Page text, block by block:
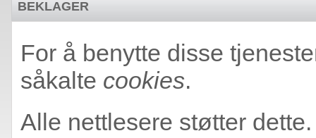
BEKLAGER
For å benytte disse
såkalte cookies.
Alle nettlesere støtter dette.